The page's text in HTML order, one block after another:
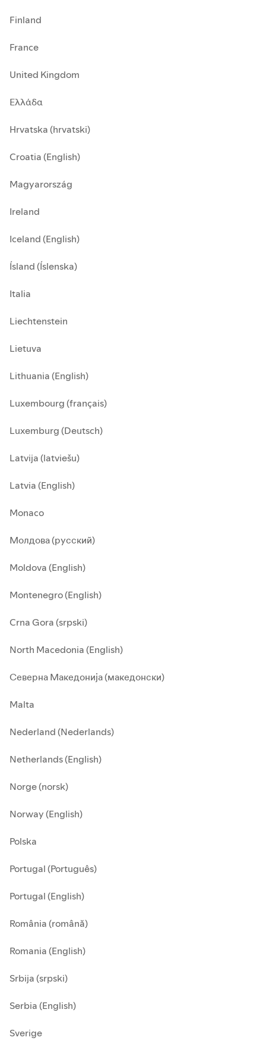
Finland
France
United Kingdom
Ελλάδα
Hrvatska (hrvatski)
Croatia (English)
Magyarország
Ireland
Iceland (English)
Ísland (Íslenska)
Italia
Liechtenstein
Lietuva
Lithuania (English)
Luxembourg (français)
Luxemburg (Deutsch)
Latvija (latviešu)
Latvia (English)
Monaco
Молдова (русский)
Moldova (English)
Montenegro (English)
Crna Gora (srpski)
North Macedonia (English)
Северна Македонија (македонски)
Malta
Nederland (Nederlands)
Netherlands (English)
Norge (norsk)
Norway (English)
Polska
Portugal (Português)
Portugal (English)
România (română)
Romania (English)
Srbija (srpski)
Serbia (English)
Sverige